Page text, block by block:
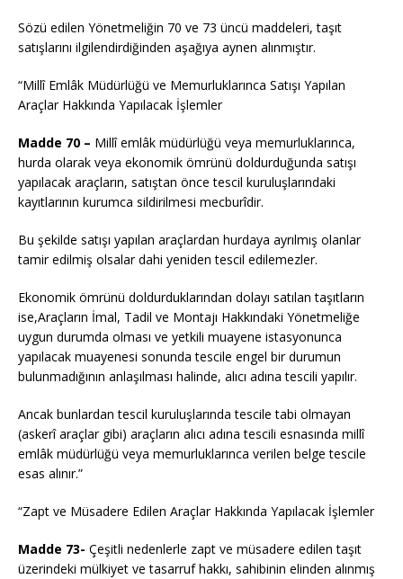
Sözü edilen Yönetmeliğin 70 ve 73 üncü maddeleri, taşıt
satışlarını ilgilendirdiğinden aşağıya aynen alınmıştır.
“Millî Emlâk Müdürlüğü ve Memurluklarınca Satışı Yapılan
Araçlar Hakkında Yapılacak İşlemler
Madde 70 – Millî emlâk müdürlüğü veya memurluklarınca,
hurda olarak veya ekonomik ömrünü doldurduğunda satışı
yapılacak araçların, satıştan önce tescil kuruluşlarındaki
kayıtlarının kurumca sildirilmesi mecburîdir.
Bu şekilde satışı yapılan araçlardan hurdaya ayrılmış olanlar
tamir edilmiş olsalar dahi yeniden tescil edilemezler.
Ekonomik ömrünü doldurduklarından dolayı satılan taşıtların
ise,Araçların İmal, Tadil ve Montajı Hakkındaki Yönetmeliğe
uygun durumda olması ve yetkili muayene istasyonunca
yapılacak muayenesi sonunda tescile engel bir durumun
bulunmadığının anlaşılması halinde, alıcı adına tescili yapılır.
Ancak bunlardan tescil kuruluşlarında tescile tabi olmayan
(askerî araçlar gibi) araçların alıcı adına tescili esnasında millî
emlâk müdürlüğü veya memurluklarınca verilen belge tescile
esas alınır.”
“Zapt ve Müsadere Edilen Araçlar Hakkında Yapılacak İşlemler
Madde 73- Çeşitli nedenlerle zapt ve müsadere edilen taşıt
üzerindeki mülkiyet ve tasarruf hakkı, sahibinin elinden alınmış